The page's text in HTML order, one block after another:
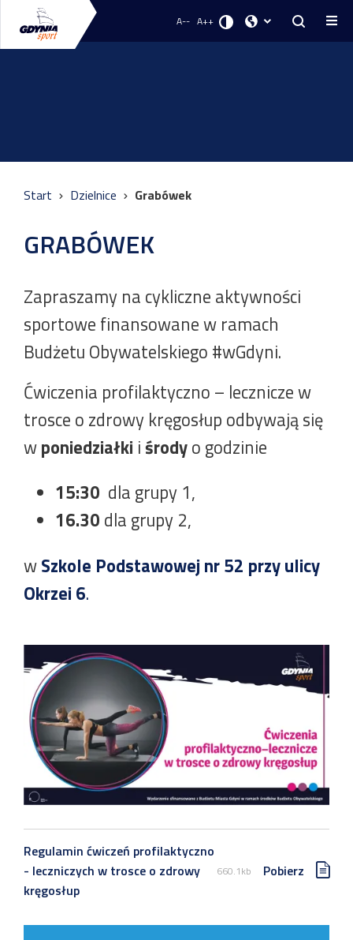
A-- A++
Start Dzielnice Grabówek
GRABÓWEK
Zapraszamy na cykliczne aktywności
sportowe finansowane w ramach
Budżetu Obywatelskiego #wGdyni.
Ćwiczenia profilaktyczno – lecznicze w
trosce o zdrowy kręgosłup odbywają się
wponiedziałki iśrodyo godzinie
15:30 dla grupy 1,
16.30 dla grupy 2,
wSzkole Podstawowej nr 52 przy ulicy
Okrzei 6.
Regulamin ćwiczeń profilaktyczno
- leczniczych w trosce o zdrowy
kręgosłup
660.1kb Pobierz